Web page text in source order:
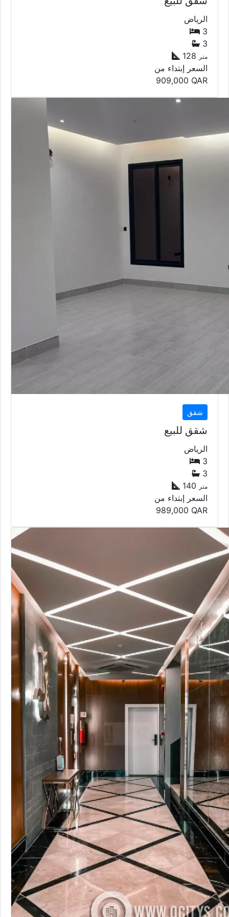
الرياض
3
3
128 متر
السعر إبتداء من
909,000 QAR
شقق
شقق للبيع
الرياض
3
3
140 متر
السعر إبتداء من
989,000 QAR